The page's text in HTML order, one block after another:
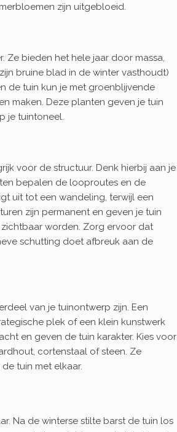
zijn uitgebloeid.
Ze bieden het hele jaar door massa,
bruine blad in de winter vasthoudt)
de tuin kun je met groenblijvende
maken. Deze planten geven je tuin
je tuintoneel.
voor de structuur. Denk hierbij aan je
bepalen de looproutes en de
uit tot een wandeling, terwijl een
zijn permanent en geven je tuin
worden. Zorg ervoor dat
schutting doet afbreuk aan de
van je tuinontwerp zijn. Een
plek of een klein kunstwerk
en geven de tuin karakter. Kies voor
cortenstaal of steen. Ze
tuin met elkaar.
Na de winterse stilte barst de tuin los